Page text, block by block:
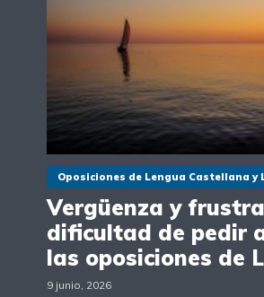
Oposiciones de Lengua Castellana y
Vergüenza y
dificultad de pedir
las oposiciones de
9 junio, 2026